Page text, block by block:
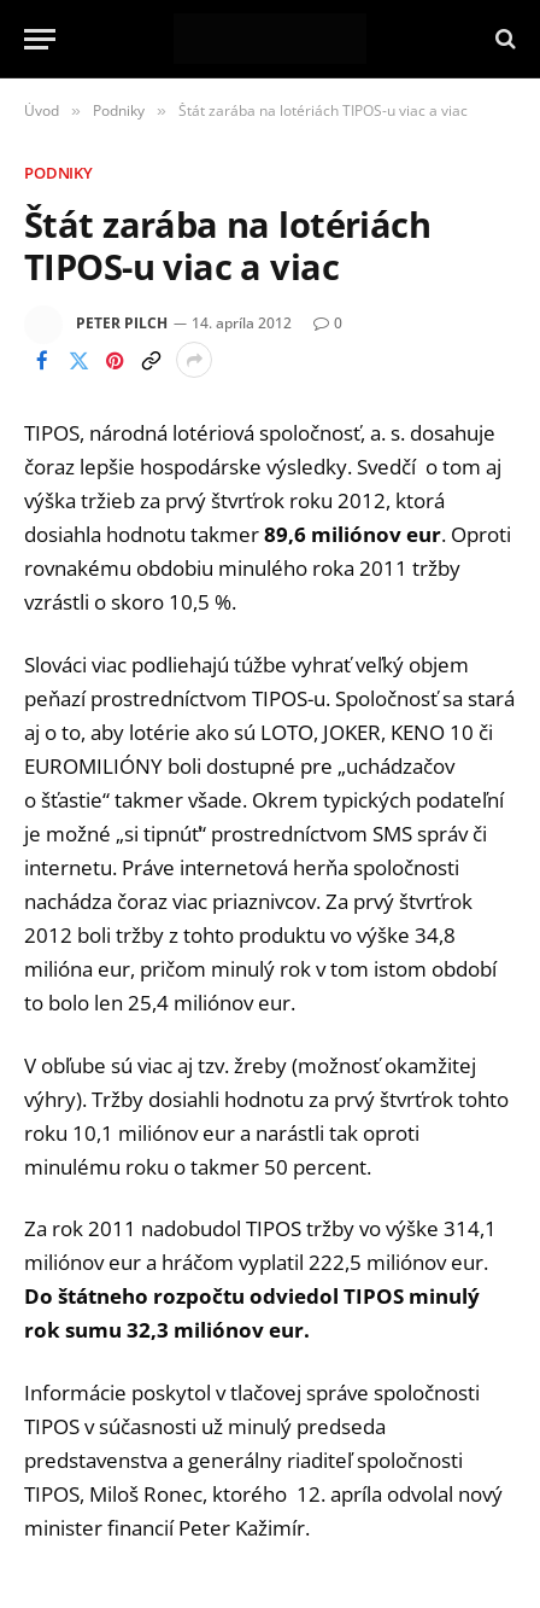
Úvod » Podniky » Štát zarába na lotériách TIPOS-u viac a viac
PODNIKY
Štát zarába na lotériách
TIPOS-u viac a viac
PETER PILCH 14. apríla 2012 0
TIPOS, národná lotériová spoločnosť, a. s. dosahuje
čoraz lepšie hospodárske výsledky. Svedčí o tom aj
výška tržieb za prvý štvrťrok roku 2012, ktorá
dosiahla hodnotu takmer89,6 miliónov eur. Oproti
rovnakému obdobiu minulého roka 2011 tržby
vzrástli o skoro 10,5 %.
Slováci viac podliehajú túžbe vyhrať veľký objem
peňazí prostredníctvom TIPOS-u. Spoločnosť sa stará
aj o to, aby lotérie ako sú LOTO, JOKER, KENO 10 či
EUROMILIÓNY boli dostupné pre „uchádzačov
o šťastie“ takmer všade. Okrem typických podateľní
je možné „si tipnúť“ prostredníctvom SMS správ či
internetu. Práve internetová herňa spoločnosti
nachádza čoraz viac priaznivcov. Za prvý štvrťrok
2012 boli tržby z tohto produktu vo výške 34,8
milióna eur, pričom minulý rok v tom istom období
to bolo len 25,4 miliónov eur.
V obľube sú viac aj tzv. žreby (možnosť okamžitej
výhry). Tržby dosiahli hodnotu za prvý štvrťrok tohto
roku 10,1 miliónov eur a narástli tak oproti
minulému roku o takmer 50 percent.
Za rok 2011 nadobudol TIPOS tržby vo výške 314,1
miliónov eur a hráčom vyplatil 222,5 miliónov eur.
Do štátneho rozpočtu odviedol TIPOS minulý
rok sumu 32,3 miliónov eur.
Informácie poskytol v tlačovej správe spoločnosti
TIPOS v súčasnosti už minulý predseda
predstavenstva a generálny riaditeľ spoločnosti
TIPOS, Miloš Ronec, ktorého 12. apríla odvolal nový
minister financií Peter Kažimír.